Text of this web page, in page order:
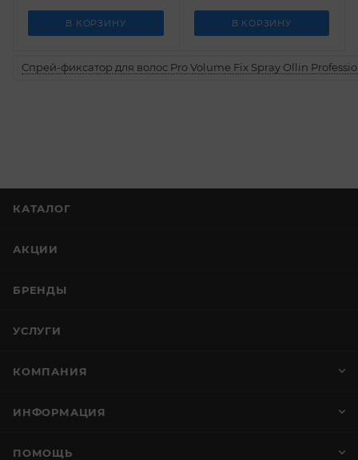
В КОРЗИНУ В КОРЗИНУ
Спрей-фиксатор для волос Pro Volume Fix Spray Ollin
КАТАЛОГ
АКЦИИ
БРЕНДЫ
УСЛУГИ
КОМПАНИЯ
ИНФОРМАЦИЯ
ПОМОЩЬ